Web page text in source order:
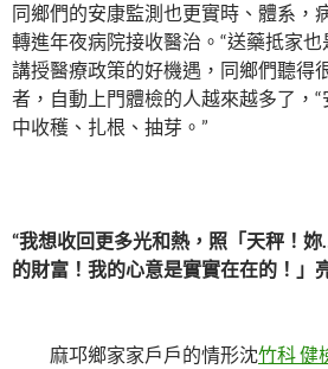
同鄉們的安康監測也更實時、體系，
轉進年夜病院接收醫治。“送藥抵家也
講授醫療政策的好機遇，同鄉們聽得
者，自動上門體檢的人越來越多了，
中收穫、扎根、抽芽。”
“我想收回更多光和熱，照「天秤！
的財富！我的心意是實實在在的！」
麻邛鄉家家戶戶的情形沈竹科 健